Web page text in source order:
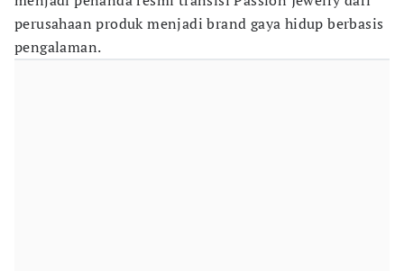
perusahaan produk menjadi brand gaya hidup berbasis
pengalaman.